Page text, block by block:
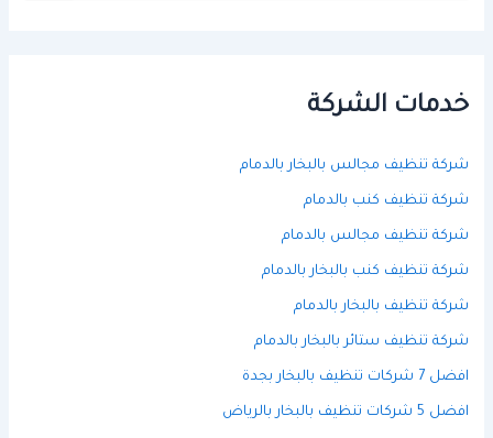
ن
خدمات الشركة
شركة تنظيف مجالس بالبخار بالدمام
شركة تنظيف كنب بالدمام
شركة تنظيف مجالس بالدمام
شركة تنظيف كنب بالبخار بالدمام
شركة تنظيف بالبخار بالدمام
شركة تنظيف ستائر بالبخار بالدمام
افضل 7 شركات تنظيف بالبخار بجدة
افضل 5 شركات تنظيف بالبخار بالرياض